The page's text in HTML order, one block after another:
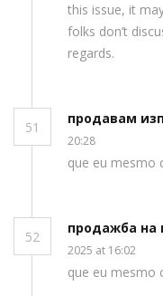
this issue, it
folks don’t
regards.
51
продавам
20:28
que eu mesmo
52
продажба на
2025 at 16:02
que eu mesmo